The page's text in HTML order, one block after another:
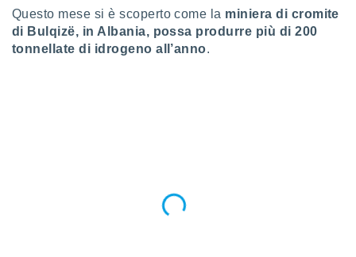
Web
Questo mese si è scoperto come la miniera di cromite
di Bulqizë, in Albania, possa produrre più di 200
tonnellate di idrogeno all’anno.